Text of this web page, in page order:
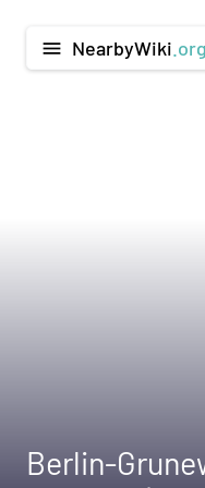
menu NearbyWiki .org
Berlin-